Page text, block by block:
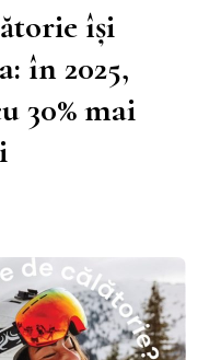
își
în 2025,
30% mai